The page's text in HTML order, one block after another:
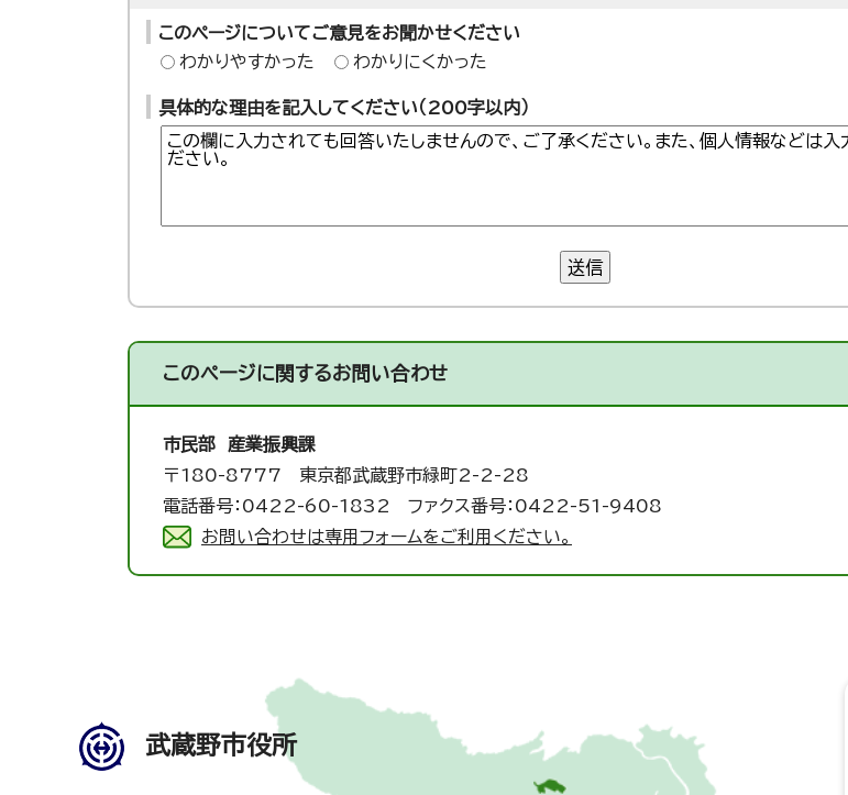
このページについてご意見をお聞かせください
わかりやすかった
わかりにくかった
具体的な理由を記入してください（200字以内）
送信
このページに関するお問い合わせ
市民部 産業振興課
〒180-8777 東京都武蔵野市緑町2-2-28
電話番号：0422-60-1832 ファクス番号：0422-51-9408
お問い合わせは専用フォームをご利用ください。
武蔵野市役所